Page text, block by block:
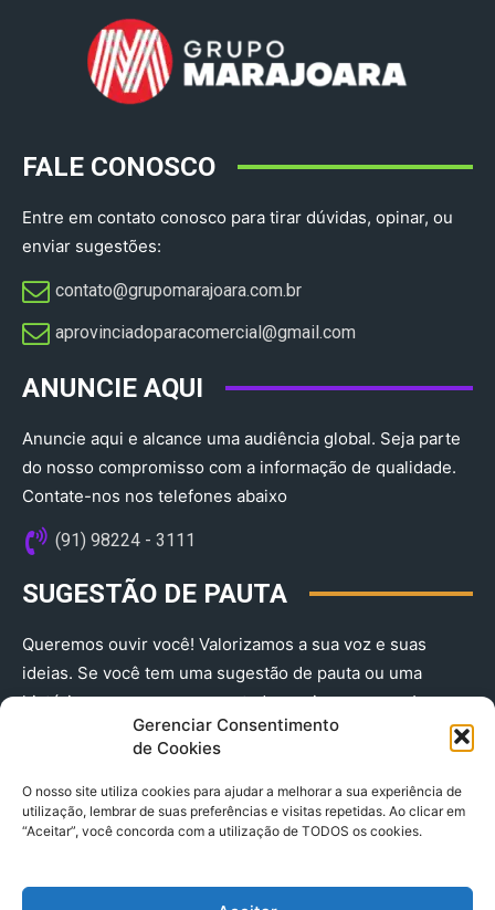
Gerenciar Consentimento
de Cookies
O nosso site utiliza cookies para ajudar a melhorar a sua experiência de
utilização, lembrar de suas preferências e visitas repetidas. Ao clicar em
“Aceitar”, você concorda com a utilização de TODOS os cookies.
FALE CONOSCO
Entre em contato conosco para tirar dúvidas, opinar, ou
enviar sugestões:
contato@grupomarajoara.com.br
aprovinciadoparacomercial@gmail.com​
ANUNCIE AQUI
Anuncie aqui e alcance uma audiência global. Seja parte
do nosso compromisso com a informação de qualidade.
Contate-nos nos telefones abaixo
(91) 98224 - 3111
SUGESTÃO DE PAUTA
Queremos ouvir você! Valorizamos a sua voz e suas
ideias. Se você tem uma sugestão de pauta ou uma
história que merece ser contada, envie-nos agora!
(91) 98224 - 3111